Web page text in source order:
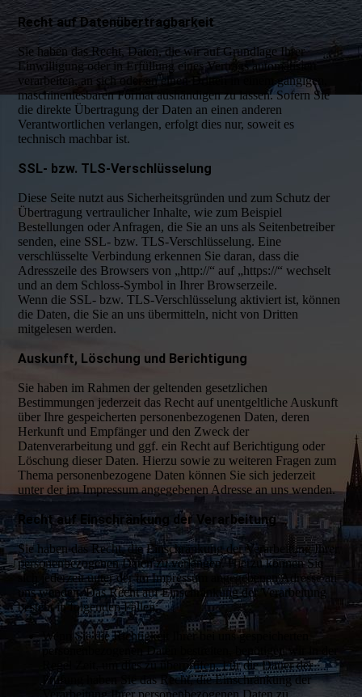
Recht auf Datenübertragbarkeit
Sie haben das Recht, Daten, die wir auf Grundlage Ihrer
Einwilligung oder in Erfüllung eines Vertrags automatisiert
verarbeiten, an sich oder an einen Dritten in einem gängigen,
maschinenlesbaren Format aushändigen zu lassen. Sofern Sie
die direkte Übertragung der Daten an einen anderen
Verantwortlichen verlangen, erfolgt dies nur, soweit es
technisch machbar ist.
SSL- bzw. TLS-Verschlüsselung
Diese Seite nutzt aus Sicherheitsgründen und zum Schutz der
Übertragung vertraulicher Inhalte, wie zum Beispiel
Bestellungen oder Anfragen, die Sie an uns als Seitenbetreiber
senden, eine SSL- bzw. TLS-Verschlüsselung. Eine
verschlüsselte Verbindung erkennen Sie daran, dass die
Adresszeile des Browsers von „http://“ auf „https://“ wechselt
und an dem Schloss-Symbol in Ihrer Browserzeile.
Wenn die SSL- bzw. TLS-Verschlüsselung aktiviert ist, können
die Daten, die Sie an uns übermitteln, nicht von Dritten
mitgelesen werden.
Auskunft, Löschung und Berichtigung
Sie haben im Rahmen der geltenden gesetzlichen
Bestimmungen jederzeit das Recht auf unentgeltliche Auskunft
über Ihre gespeicherten personenbezogenen Daten, deren
Herkunft und Empfänger und den Zweck der
Datenverarbeitung und ggf. ein Recht auf Berichtigung oder
Löschung dieser Daten. Hierzu sowie zu weiteren Fragen zum
Thema personenbezogene Daten können Sie sich jederzeit
unter der im Impressum angegebenen Adresse an uns wenden.
Recht auf Einschränkung der Verarbeitung
Sie haben das Recht, die Einschränkung der Verarbeitung Ihrer
personenbezogenen Daten zu verlangen. Hierzu können Sie
sich jederzeit unter der im Impressum angegebenen Adresse an
uns wenden. Das Recht auf Einschränkung der Verarbeitung
besteht in folgenden Fällen:
Wenn Sie die Richtigkeit Ihrer bei uns gespeicherten
personenbezogenen Daten bestreiten, benötigen wir in der
Regel Zeit, um dies zu überprüfen. Für die Dauer der
Prüfung haben Sie das Recht, die Einschränkung der
Verarbeitung Ihrer personenbezogenen Daten zu